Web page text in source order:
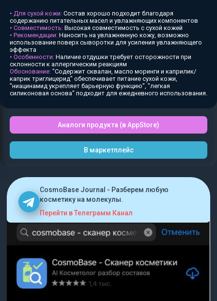
• Для сухой кожи: Состав хорошо подходит благодаря
содержанию питательных масел и увлажняющих компонентов
• Совместимость: Высокая совместимость с сухой кожей
• Рекомендации: Наносить на увлажненную кожу, возможно
использование поверх сыворотки для усиления увлажняющего
эффекта
• Особенности: Наличие отдушки требует осторожности при
склонности к аллергическим реакциям
Обоснование: "Содержит сквалан, масло моринги и каприлик/
каприк триглицерид" обеспечивает питание сухой кожи,
"ниацинамид укрепляет барьерную функцию", "легкая
силиконовая основа" подходит для ежедневного использования.
Аналоги продукта (в AppStore)
В маркетплейс
CosmoBase Journal - Разберем любую
косметику на молекулы.
Перейти в Телеграмм Канал